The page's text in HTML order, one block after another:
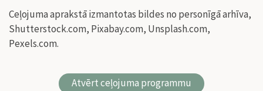
Ceļojuma aprakstā izmantotas bildes no personīgā arhīva,
Shutterstock.com, Pixabay.com, Unsplash.com,
Pexels.com.
Atvērt ceļojuma programmu